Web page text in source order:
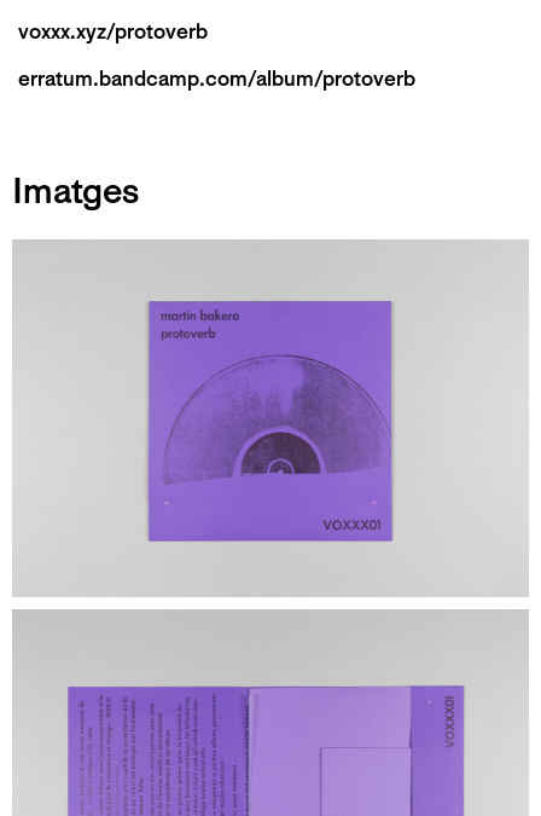
voxxx.xyz/protoverb
erratum.bandcamp.com/album/protoverb
Imatges